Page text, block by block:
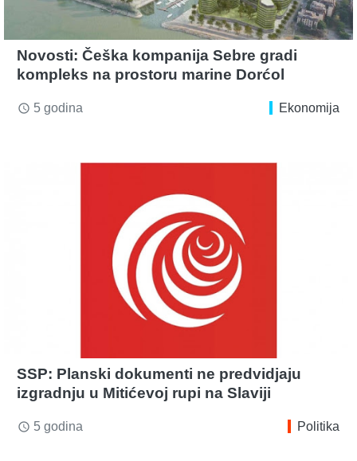
Novosti: Češka kompanija Sebre gradi
kompleks na prostoru marine Dorćol
access_time 5 godina Ekonomija
SSP: Planski dokumenti ne predvidjaju
izgradnju u Mitićevoj rupi na Slaviji
access_time 5 godina Politika